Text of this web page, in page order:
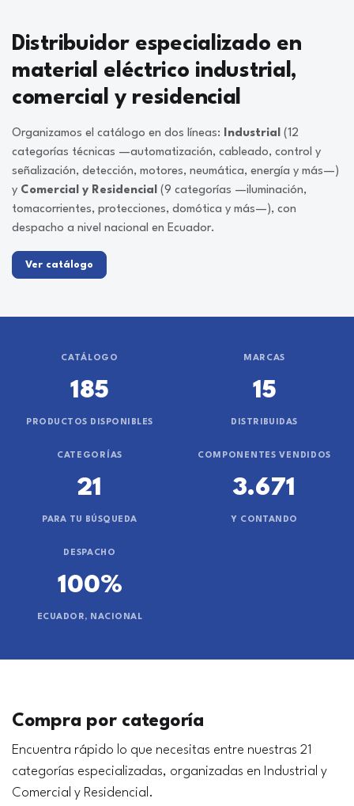
Distribuidor especializado en
material eléctrico industrial,
comercial y residencial
Organizamos el catálogo en dos líneas: Industrial (12
categorías técnicas —automatización, cableado, control y
señalización, detección, motores, neumática, energía y más—)
y Comercial y Residencial (9 categorías —iluminación,
tomacorrientes, protecciones, domótica y más—), con
despacho a nivel nacional en Ecuador.
Ver catálogo
CATÁLOGO
185
PRODUCTOS DISPONIBLES
MARCAS
15
DISTRIBUIDAS
CATEGORÍAS
21
PARA TU BÚSQUEDA
COMPONENTES VENDIDOS
3.671
Y CONTANDO
DESPACHO
100%
ECUADOR, NACIONAL
Compra por categoría
Encuentra rápido lo que necesitas entre nuestras 21
categorías especializadas, organizadas en Industrial y
Comercial y Residencial.